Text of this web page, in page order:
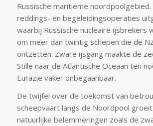
Russische maritieme noordpoolgebied.
reddings- en begeleidingsoperaties
waarbij Russische nucleaire ijsbrekers
om meer dan twintig schepen die de
ontzetten. Zware ijsgang maakte de
Stille naar de Atlantische Oceaan ten
Eurazië vaker onbegaanbaar.
De twijfel over de toekomst van
scheepvaart langs de Noordpool
natuurlijke belemmeringen zoals de